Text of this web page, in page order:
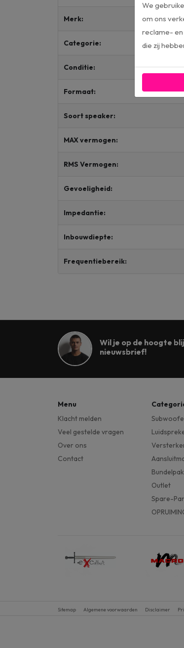
Merk:
Categorie:
Conditie:
Formaat:
Soort speaker:
MAX vermogen:
RMS Vermogen:
Gevoeligheid:
Impedantie:
Inbouwdiepte:
Frequentiebereik:
Wil je op de hoogte
nieuwsbrief!
Menu
Klacht melden
Veel gestelde vragen
Over ons
Contact
Outlet
Spare-
Sitemap Algemene voorwaarden Disclaimer
We
om ons
reclame- en
die zij